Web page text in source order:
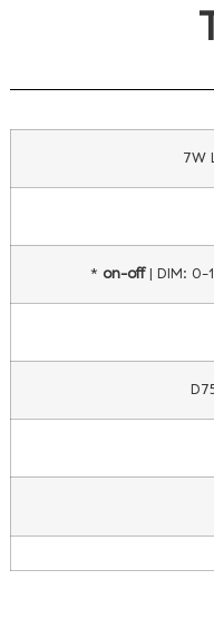
7W
on-off| DIM: 0-